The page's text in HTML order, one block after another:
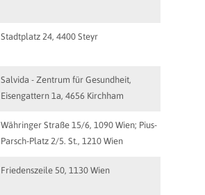
Stadtplatz 24, 4400 Steyr
Salvida - Zentrum für Gesundheit,
Eisengattern 1a, 4656 Kirchham
Währinger Straße 15/6, 1090 Wien; Pius-
Parsch-Platz 2/5. St., 1210 Wien
Friedenszeile 50, 1130 Wien